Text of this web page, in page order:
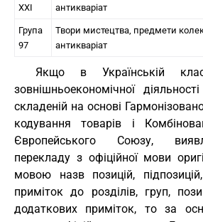
XXI
антикваріат
Група
97
Твори мистецтва, предмети
антикваріат
Якщо в Українській
зовнішньоекономічної
складеній на основі
кодування товарів і
Європейського Союзу,
перекладу з офіційної мови
мовою назв позицій,
приміток до розділів, груп,
додаткових приміток, то за